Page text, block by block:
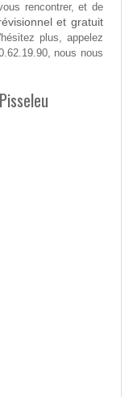
rencontrer, et de
et gratuit
plus, appelez
nous nous